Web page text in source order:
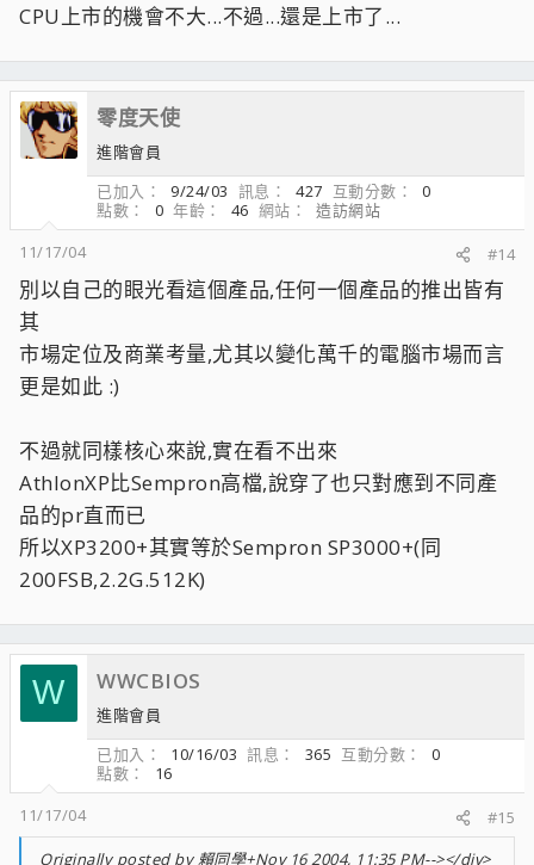
CPU上市的機會不大...不過...還是上市了...
零度天使
進階會員
已加入
9/24/03 訊息 427 互動分數
0
點數
0 年齡 46 網站
造訪網站
11/17/04
#14
別以自己的眼光看這個產品,任何一個產品的推出皆有
其
市場定位及商業考量,尤其以變化萬千的電腦市場而言
更是如此 :)
不過就同樣核心來說,實在看不出來
AthlonXP比Sempron高檔,說穿了也只對應到不同產
品的pr直而已
所以XP3200+其實等於Sempron SP3000+(同
200FSB,2.2G.512K)
W WWCBIOS
進階會員
已加入
10/16/03 訊息 365 互動分數
0
點數
16
11/17/04
#15
Originally posted by 賴同學+Nov 16 2004, 11:35 PM--></div>